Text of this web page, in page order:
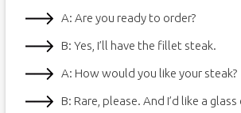
А: Are you ready to order?
В: Yes, I’ll have the fillet steak.
А: How would you like your steak?
В: Rare, please. And I’d like a